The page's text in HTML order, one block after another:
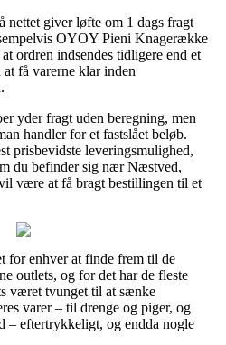
nettet giver løfte om 1 dags fragt
OYOY Pieni Knagerække
ordren indsendes tidligere end et
få varerne klar inden
yder fragt uden beregning, men
handler for et fastslået beløb.
prisbevidste leveringsmulighed,
du befinder sig nær Næstved,
være at få bragt bestillingen til et
for enhver at finde frem til de
outlets, og for det har de fleste
været tvunget til at sænke
varer – til drenge og piger, og
– eftertrykkeligt, og endda nogle